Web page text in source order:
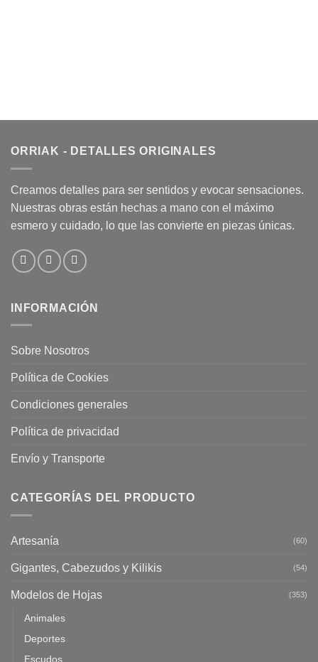
ORRIAK - DETALLES ORIGINALES
Creamos detalles para ser sentidos y evocar sensaciones.
Nuestras obras están hechas a mano con el máximo
esmero y cuidado, lo que las convierte en piezas únicas.
INFORMACIÓN
Sobre Nosotros
Política de Cookies
Condiciones generales
Política de privacidad
Envío y Transporte
CATEGORÍAS DEL PRODUCTO
Artesanía (60)
Gigantes, Cabezudos y Kilikis (54)
Modelos de Hojas (353)
Animales
Deportes
Escudos